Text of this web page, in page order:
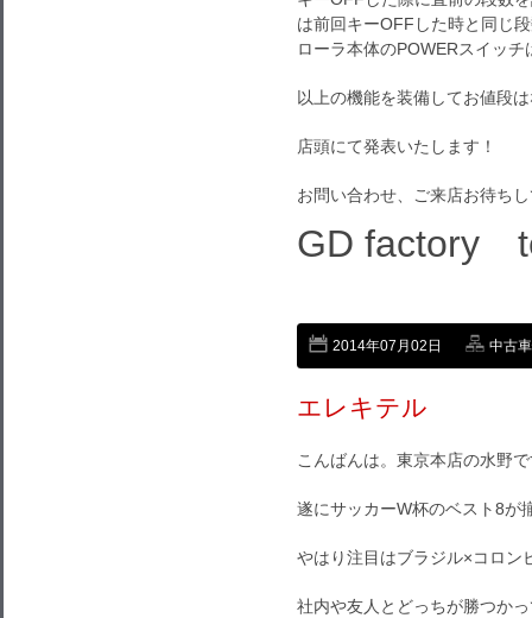
は前回キーOFFした時と同じ
ローラ本体のPOWERスイッ
以上の機能を装備してお値段
店頭にて発表いたします！
お問い合わせ、ご来店お待ち
GD factory
2014年07月02日 中古
エレキテル
こんばんは。東京本店の水野
遂にサッカーW杯のベスト8が
やはり注目はブラジル×コロン
社内や友人とどっちが勝つか